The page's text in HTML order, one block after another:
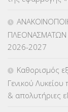
ΜΕΤΑΘΕΣΕΙΣ-
ΜΕΤΑΦΟΡΑ
ΠΛΕΟΝΑΣΜΑΤΩΝ
2026-2027
Καθορισμός
Γενικού
& απολυτήριες